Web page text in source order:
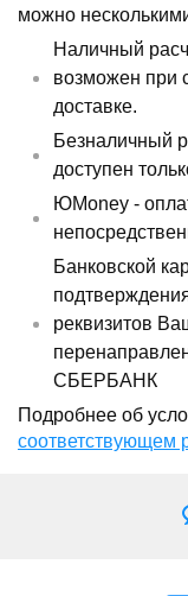
можно
Наличный
возможен при
доставке.
Безналичный
доступен
ЮMoney -
Банковской
реквизитов
СБЕРБАНК
Подробнее об
соответствующем